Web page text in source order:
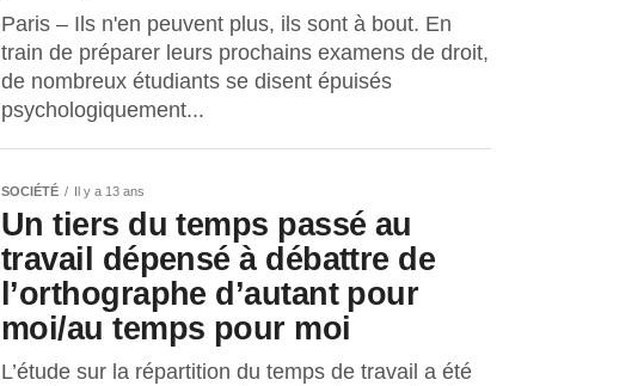
Paris – Ils n'en peuvent plus, ils sont à bout. En
train de préparer leurs prochains examens de droit,
de nombreux étudiants se disent épuisés
psychologiquement...
SOCIÉTÉ Il y a 13 ans
Un tiers du temps passé au
travail dépensé à débattre de
l’orthographe d’autant pour
moi/au temps pour moi
L’étude sur la répartition du temps de travail a été